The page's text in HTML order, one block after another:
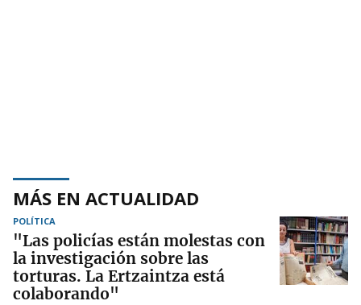
MÁS EN ACTUALIDAD
POLÍTICA
"Las policías están molestas con
la investigación sobre las
torturas. La Ertzaintza está
colaborando"